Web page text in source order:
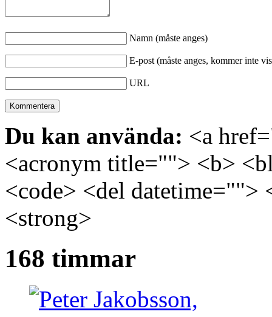
Namn (måste anges)
E-post (måste anges, kommer inte
URL
Du kan använda: <a
<acronym title=""> <b>
<code> <del
<strong>
168 timmar